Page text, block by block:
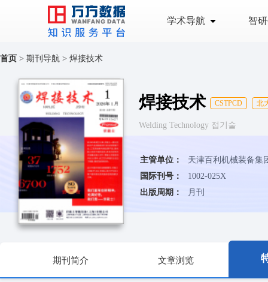
学术导航 智
首页 > 期刊导航 > 焊接技术
焊接技术 CSTPCD 北
Welding Technology 접기술
主管单位：
天津百利机械装备集
国际刊号：
1002-025X
出版周期：
月刊
期刊简介 文章浏览